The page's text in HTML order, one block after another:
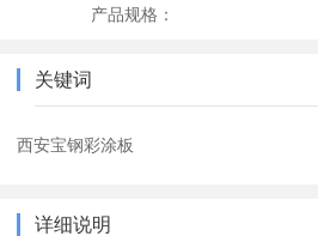
产品规格：
关键词
西安宝钢彩涂板
详细说明